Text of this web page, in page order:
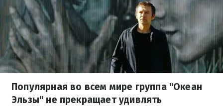
Популярная во всем мире группа "Океан
Эльзы" не прекращает удивлять